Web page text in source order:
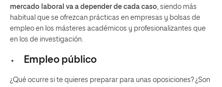
mercado laboral va a depender de cada caso, siendo más
habitual que se ofrezcan prácticas en empresas y bolsas de
empleo en los másteres académicos y profesionalizantes que
en los de investigación.
Empleo público
¿Qué ocurre si te quieres preparar para unas oposiciones? ¿Son